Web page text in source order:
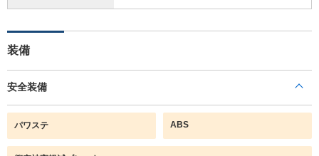
装備
安全装備
パワステ ABS